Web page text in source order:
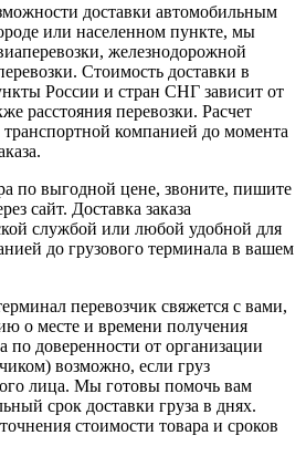
доставки автомобильным
или населенном пункте, мы
железнодорожной
Стоимость доставки в
России и стран СНГ зависит от
расстояния перевозки. Расчет
компанией до момента
по выгодной цене, звоните, пишите
сайт. Доставка заказа
службой или любой удобной для
до грузового терминала в вашем
перевозчик свяжется с вами,
о месте и времени получения
по доверенности от организации
возможно, если груз
лица. Мы готовы помочь вам
срок доставки груза в днях.
стоимости товара и сроков